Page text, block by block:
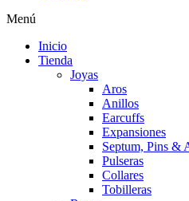
Menú
Inicio
Tienda
Joyas
Aros
Anillos
Earcuffs
Expansiones
Septum, Pins &
Pulseras
Collares
Tobilleras